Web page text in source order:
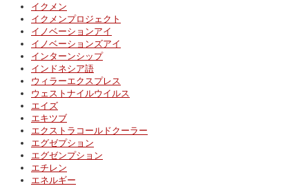
イクメン
イクメンプロジェクト
イノベーションアイ
イノベーションズアイ
インターンシップ
インドネシア語
ウィラーエクスプレス
ウェストナイルウイルス
エイズ
エキツブ
エクストラコールドクーラー
エグゼプション
エグゼンプション
エチレン
エネルギー